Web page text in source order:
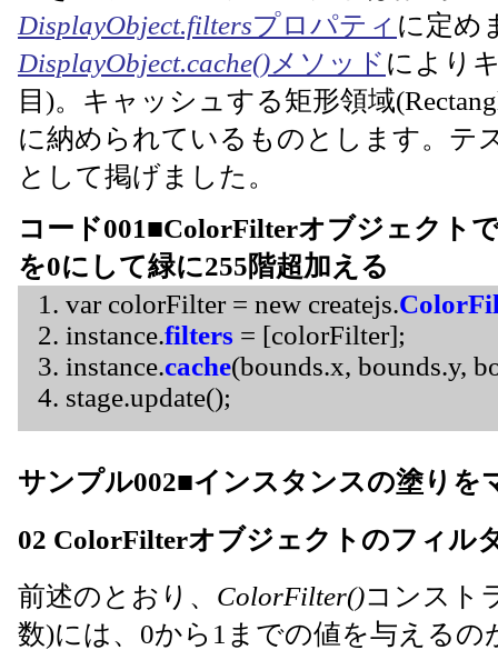
DisplayObject.filtersプロパティ に定め
DisplayObject.cache()メソッド により
目)。キャッシュする矩形領域
に納められているものとします。テ
として掲げました。
コード001■ColorFilterオブジェクト
を0にして緑に255階超加える
var colorFilter = new createjs.
instance.filters = [colorFilter];
instance.cache(bounds.x, bounds.y,
stage.update();
サンプル002■インスタンスの塗り
02 ColorFilterオブジェクトのフィル
前述のとおり、 ColorFilter()コンスト
数)には、0から1までの値を与える